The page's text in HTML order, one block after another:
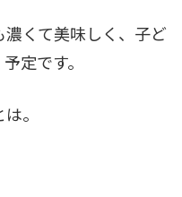
くて美味しく、子ど
定です。
。